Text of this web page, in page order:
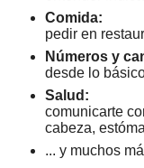
Comida:
pedir en
Números y
desde lo
Salud:
comunicarte
cabeza,
... y muchos